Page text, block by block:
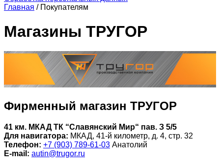
Главная / Покупателям
Магазины ТРУГОР
Фирменный магазин ТРУГОР
41 км. МКАД ТК “Славянский Мир“ пав. З 5/5
Для навигатора: МКАД, 41-й километр, д. 4, стр. 32
Телефон: +7 (903) 789-61-03 Анатолий
E-mail: autin@trugor.ru